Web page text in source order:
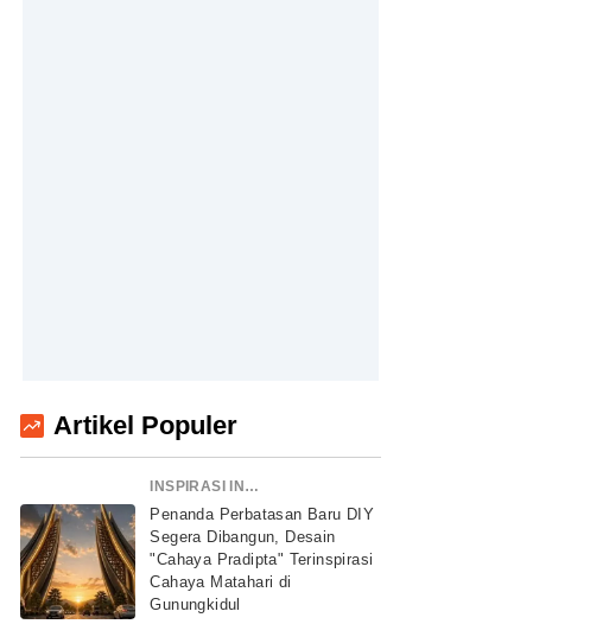
Artikel Populer
INSPIRASI INDONESIA
Penanda Perbatasan Baru DIY
Segera Dibangun, Desain
"Cahaya Pradipta" Terinspirasi
Cahaya Matahari di
Gunungkidul